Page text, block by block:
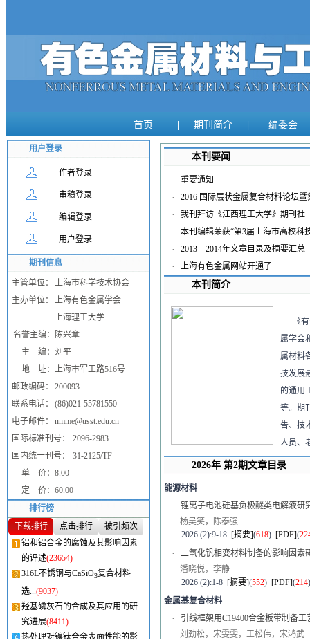
首页 期刊简介 编委会
用户登录
作者登录
审稿登录
编辑登录
用户登录
期刊信息
主管单位：
上海市科学技术协会
主办单位：
上海有色金属学会
上海理工大学
名誉主编：
陈兴章
主 编： 刘平
地 址： 上海市军工路516号
邮政编码：
200093
联系电话：
(86)021-55781550
电子邮件：
nmme@usst.edu.cn
国际标准刊号：
2096-2983
国内统一刊号：
31-2125/TF
单 价： 8.00
定 价： 60.00
排行榜
下载排行
点击排行
被引频次
铝和铝合金的腐蚀及其影响因素
的评述(23654)
316L不锈钢与CaSiO3复合材料
选...(9037)
羟基磷灰石的合成及其应用的研
究进展(8411)
本刊要闻
· 重要通知
· 2016 国际层状金属复合材料论坛
· 我刊拜访《江西理工大学》期刊社
· 本刊编辑荣获“第3届上海市高校科
· 2013—2014年文章目录及摘要汇总
· 上海有色金属网站开通了
本刊简介
《
属学会
属材料
技发展
的通用
等。期
告、技
人员、
2026年 第2期文章目录
能源材料
·
锂离子电池硅基负极醚类电解液研
杨吴笑，陈泰强
2026 (2):9-18 [摘要](618) [PDF](
·
二氧化钒相变材料制备的影响因素
潘晓悦，李静
2026 (2):1-8 [摘要](552) [PDF](214
金属基复合材料
·
引线框架用C19400合金板带制备工
刘劲松，宋雯雯，王松伟，宋鸿武